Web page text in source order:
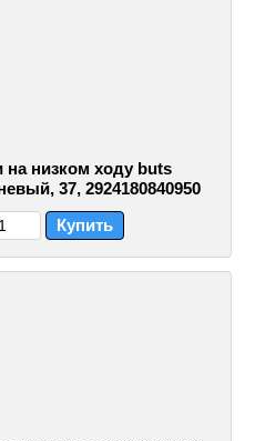
низком ходу buts
37, 2924180840950
Купить